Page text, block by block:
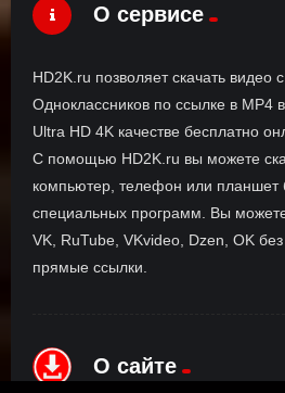
О сервисе
HD2K.ru позволяет скачать
Одноклассников по ссылке в MP4
Ultra HD 4K качестве бесплатно
С помощью HD2K.ru вы можете
компьютер, телефон или планшет
специальных программ. Вы можете
VK, RuTube, VKvideo, Dzen, OK
прямые ссылки.
О сайте